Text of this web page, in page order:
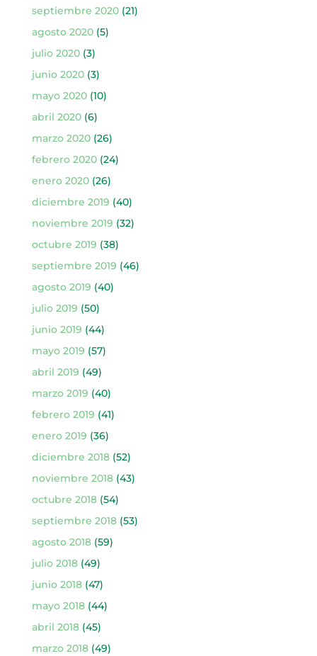
septiembre 2020(21)
agosto 2020(5)
julio 2020(3)
junio 2020(3)
mayo 2020(10)
abril 2020(6)
marzo 2020(26)
febrero 2020(24)
enero 2020(26)
diciembre 2019 (40)
noviembre 2019 (32)
octubre 2019 (38)
septiembre 2019 (46)
agosto 2019 (40)
julio 2019 (50)
junio 2019 (44)
mayo 2019 (57)
abril 2019 (49)
marzo 2019 (40)
febrero 2019 (41)
enero 2019 (36)
diciembre 2018(52)
noviembre 2018(43)
octubre 2018(54)
septiembre 2018(53)
agosto 2018(59)
julio 2018(49)
junio 2018(47)
mayo 2018(44)
abril 2018(45)
marzo 2018(49)